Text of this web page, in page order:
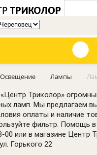
3G, 4G,
Освещение Лампы
Триколор»
ламп. Мы предлагаем
оплаты и наличие
фильтр. Помощь
00 или в магазине Центр
Горького 22